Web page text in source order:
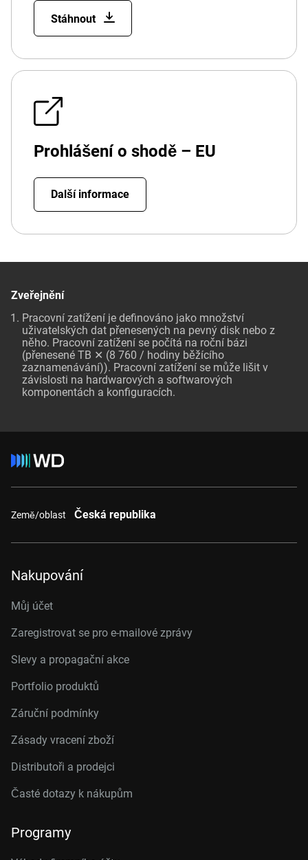
Stáhnout
Prohlášení o shodě – EU
Další informace
Zveřejnění
Pracovní zatížení je definováno jako množství
uživatelských dat přenesených na pevný disk nebo z
něho. Pracovní zatížení se počítá na roční bázi
(přenesené TB ✕ (8 760 / hodiny běžícího
zaznamenávání)). Pracovní zatížení se může lišit v
závislosti na hardwarových a softwarových
komponentách a konfiguracích.
Země/oblast Česká republika
Nakupování
Můj účet
Zaregistrovat se pro e-mailové zprávy
Slevy a propagační akce
Portfolio produktů
Záruční podmínky
Zásady vracení zboží
Distributoři a prodejci
Časté dotazy k nákupům
Programy